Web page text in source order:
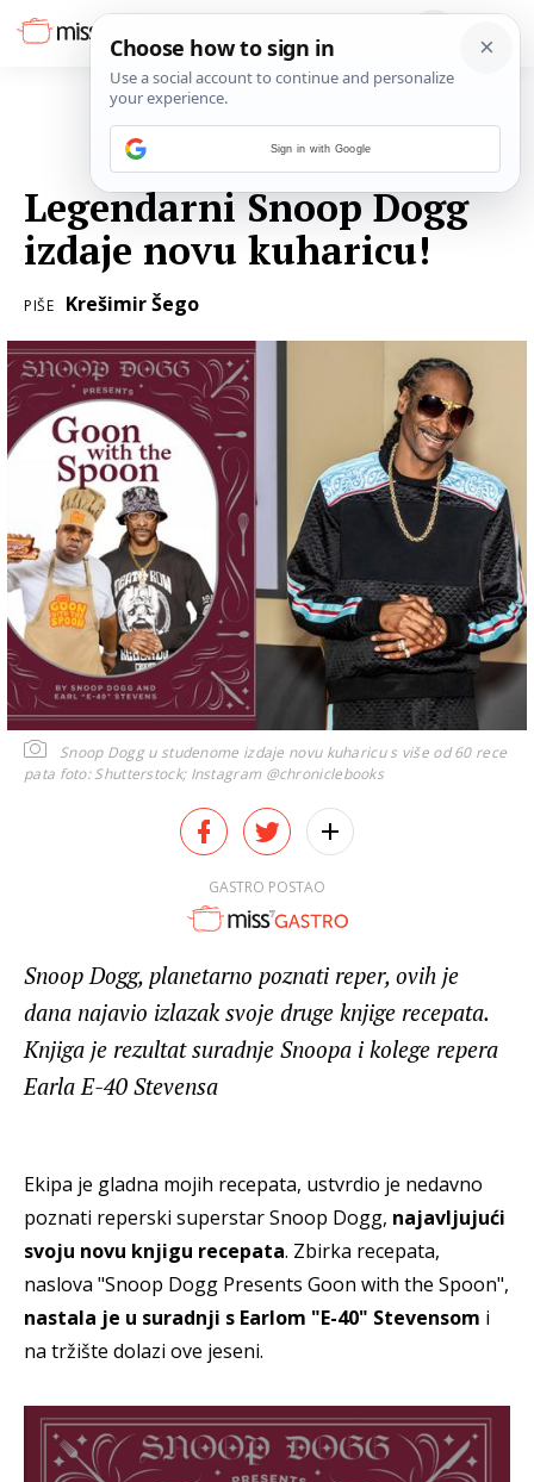
Legendarni Snoop Dogg
izdaje novu kuharicu!
PIŠE Krešimir Šego
Snoop Dogg u studenome izdaje novu kuharicu s više od 60 rece
pata foto: Shutterstock; Instagram @chroniclebooks
GASTRO POSTAO
Snoop Dogg, planetarno poznati reper, ovih je
dana najavio izlazak svoje druge knjige recepata.
Knjiga je rezultat suradnje Snoopa i kolege repera
Earla E-40 Stevensa
Ekipa je gladna mojih recepata, ustvrdio je nedavno
poznati reperski superstar Snoop Dogg, najavljujući
svoju novu knjigu recepata. Zbirka recepata,
naslova "Snoop Dogg Presents Goon with the Spoon",
nastala je u suradnji s Earlom "E-40" Stevensom i
na tržište dolazi ove jeseni.
Sign in with Google